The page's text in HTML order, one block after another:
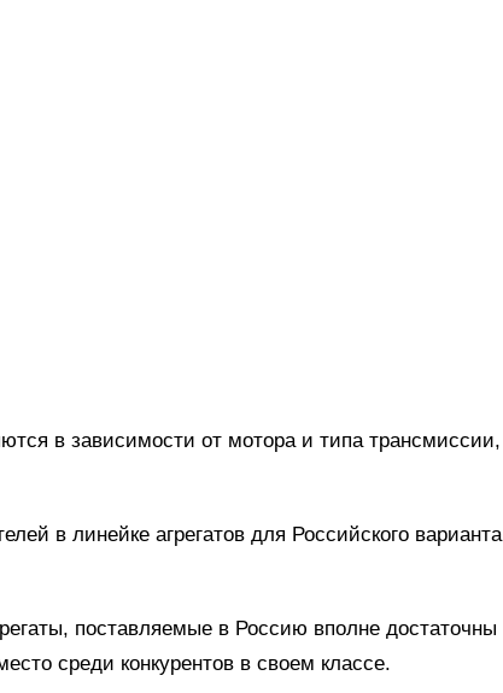
в зависимости от мотора и типа трансмиссии,
в линейке агрегатов для Российского варианта
поставляемые в Россию вполне достаточны
среди конкурентов в своем классе.